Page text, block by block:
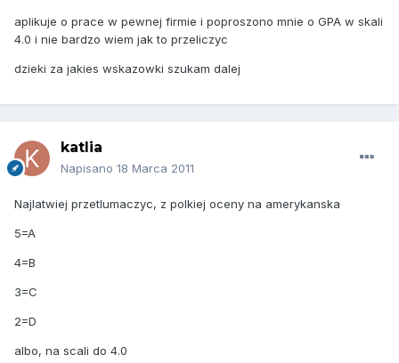
aplikuje o prace w pewnej firmie i poproszono mnie o GPA w skali
4.0 i nie bardzo wiem jak to przeliczyc
dzieki za jakies wskazowki szukam dalej
katlia
Napisano 18 Marca 2011
Najlatwiej przetlumaczyc, z polkiej oceny na amerykanska
5=A
4=B
3=C
2=D
albo, na scali do 4.0